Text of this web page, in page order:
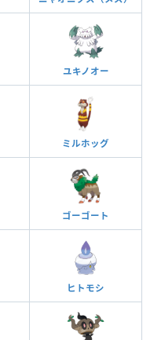
ユキノオー
ミルホッグ
ゴーゴート
ヒトモシ